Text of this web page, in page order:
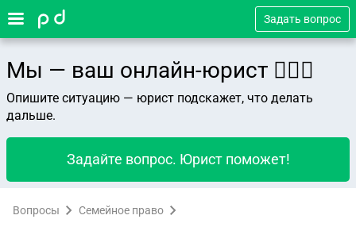
Задать вопрос
Мы — ваш онлайн-юрист 👨🏻‍⚖️
Опишите ситуацию — юрист подскажет, что делать
дальше.
Задайте вопрос. Юрист поможет!
Вопросы Семейное право